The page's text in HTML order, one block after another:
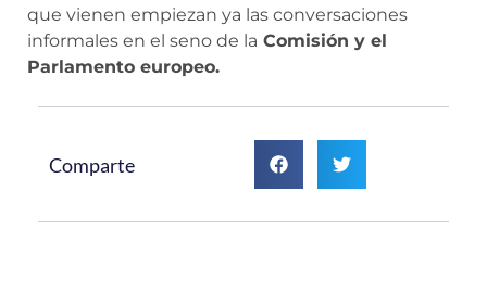
que vienen empiezan ya las conversaciones
informales en el seno de la Comisión y el
Parlamento europeo.
Comparte